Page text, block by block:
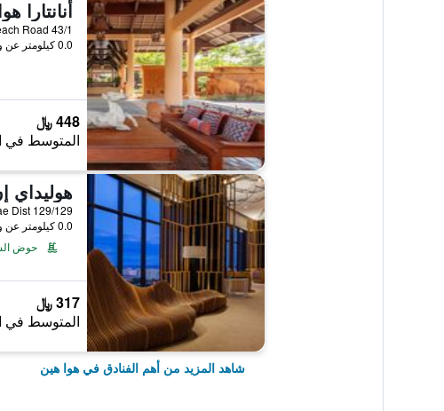
أنانتارا
43/1 Phetkasem Beach Road, هوا هين, تايلاند
0.0 كيلومتر عن وسط المدينة
448 ﷼
المتوسط في
0.0 كيلومتر عن وسط المدينة
حوض
317 ﷼
المتوسط في
شاهد المزيد من أهم الفنادق في هوا هين